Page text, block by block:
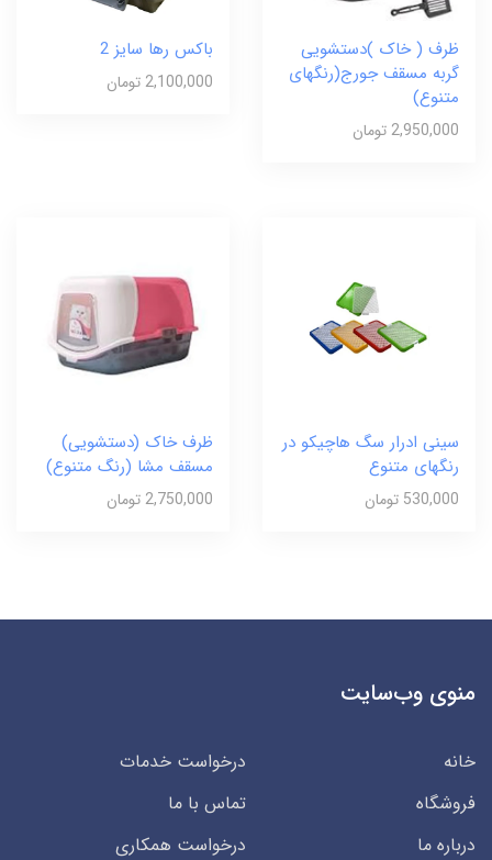
ظرف ( خاک )دستشویی
گربه مسقف جورج(رنگهای
متنوع)
2,950,000 تومان
باکس رها سایز 2
2,100,000 تومان
سینی ادرار سگ هاچیکو در
رنگهای متنوع
530,000 تومان
ظرف خاک (دستشویی)
مسقف مشا (رنگ متنوع)
2,750,000 تومان
منوی وب‌سایت
خانه
درخواست خدمات
فروشگاه
تماس با ما
درباره ما
درخواست همکاری